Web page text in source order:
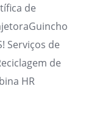
de
Serviços de
de
HR